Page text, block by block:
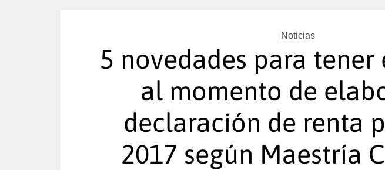
Noticias
5 novedades para tener
al momento de
declaración de renta
2017 según Maestría